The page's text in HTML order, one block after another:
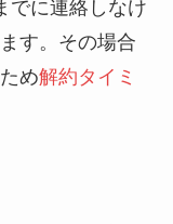
でに連絡しなけ
す。その場合
め解約タイミ